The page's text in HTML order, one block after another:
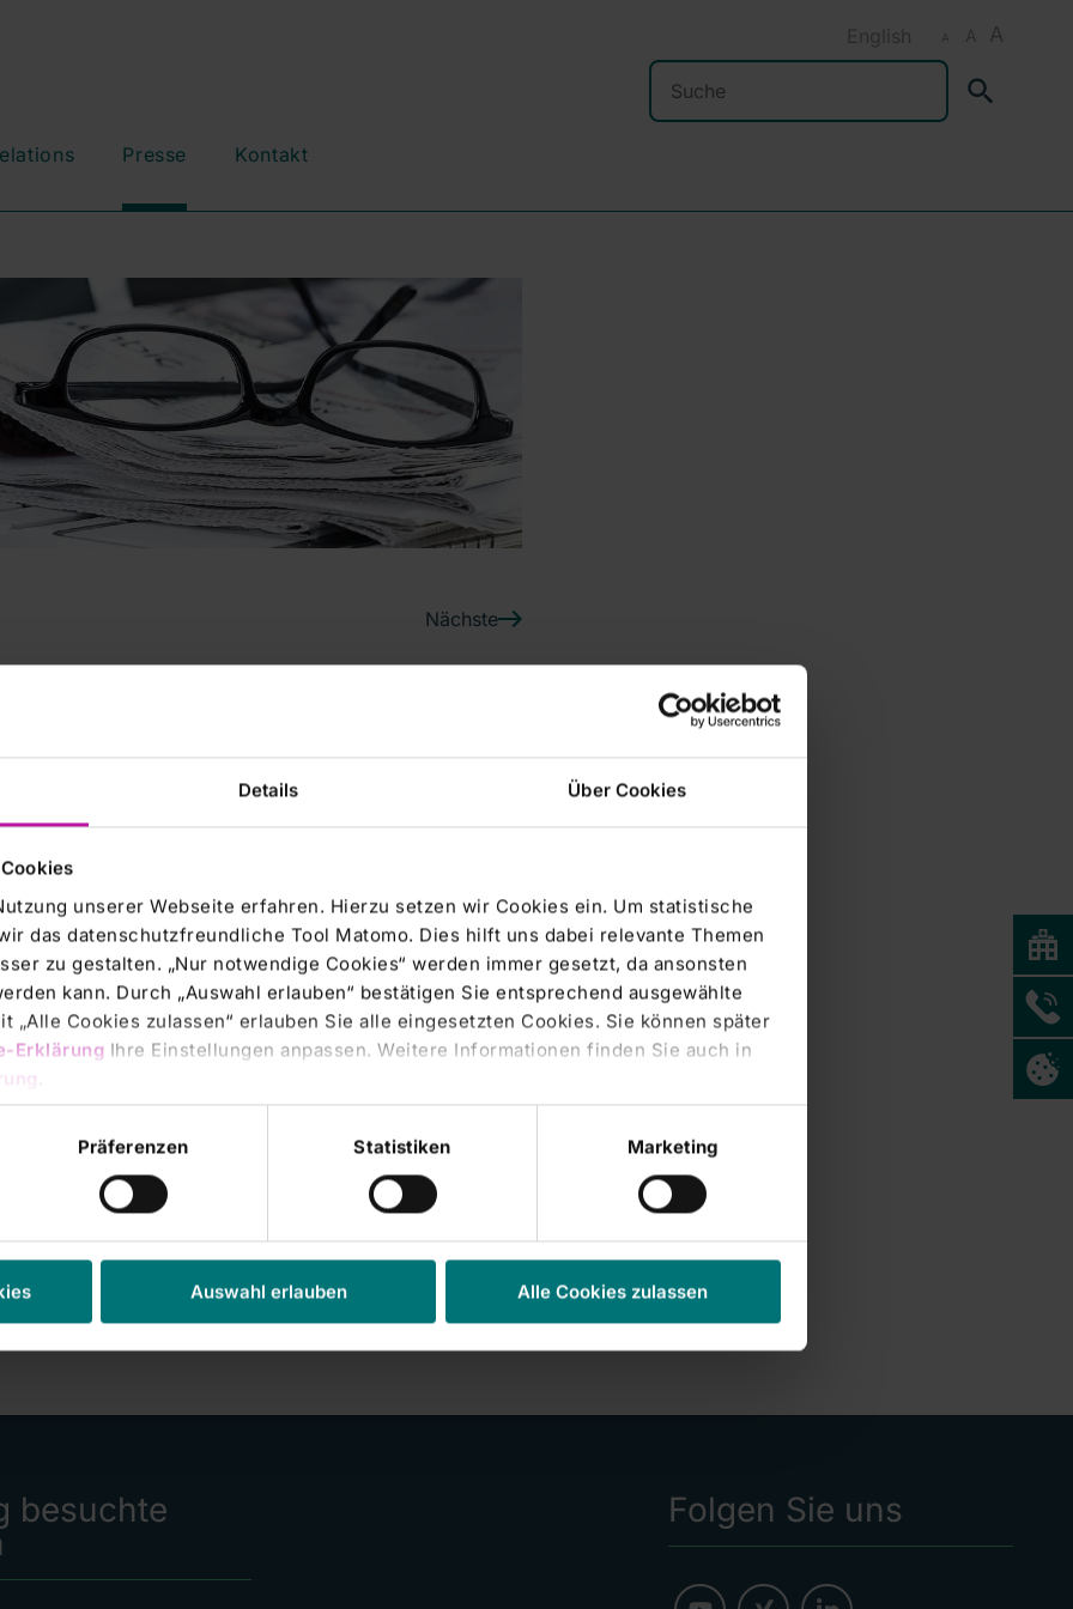
Details Über Cookies
unserer Webseite erfahren. Hierzu setzen wir Cookies ein. Um statistische
das datenschutzfreundliche Tool Matomo. Dies hilft uns dabei relevante Themen
zu gestalten. „Nur notwendige Cookies“ werden immer gesetzt, da ansonsten
kann. Durch „Auswahl erlauben“ bestätigen Sie entsprechend ausgewählte
„Alle Cookies zulassen“ erlauben Sie alle eingesetzten Cookies. Sie können später
Erklärung Ihre Einstellungen anpassen. Weitere Informationen finden Sie auch in
Präferenzen Statistiken Marketing
Auswahl erlauben Alle Cookies zulassen
A A A
English
Suchen
Presse Kontakt
Nächste
und medizinische Herausforderung dar,
und Misstrauen. Quarantäne und länger andauernde
beeinträchtigt das Immunsystem und damit die
Störungen auf, können diese für
und häusliche Gewalt nehmen zu. Prof.
Bad Neustadt erklärt, wie drastisch die Pandemie
es gibt. Dabei erklärt er
Mythen. Besonderes Augenmerk richtet er auf die
besuchte
Folgen Sie uns